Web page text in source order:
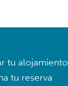
tu alojamiento
tu reserva